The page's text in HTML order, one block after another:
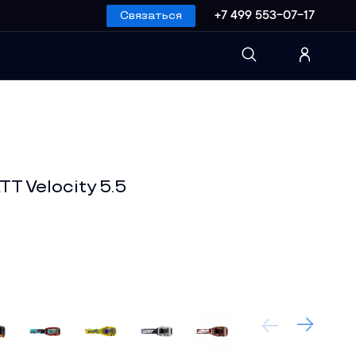
Связаться +7 499 553-07-17
Velocity 5.5